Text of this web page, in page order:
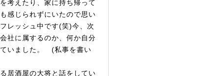
考えたり、家に持ち帰って
感じられずにいたので思い
レッシュ中です(笑)今、次
社に属するのか、何か自分
ていました。 (私事を書い
居酒屋の大将と話をしてい